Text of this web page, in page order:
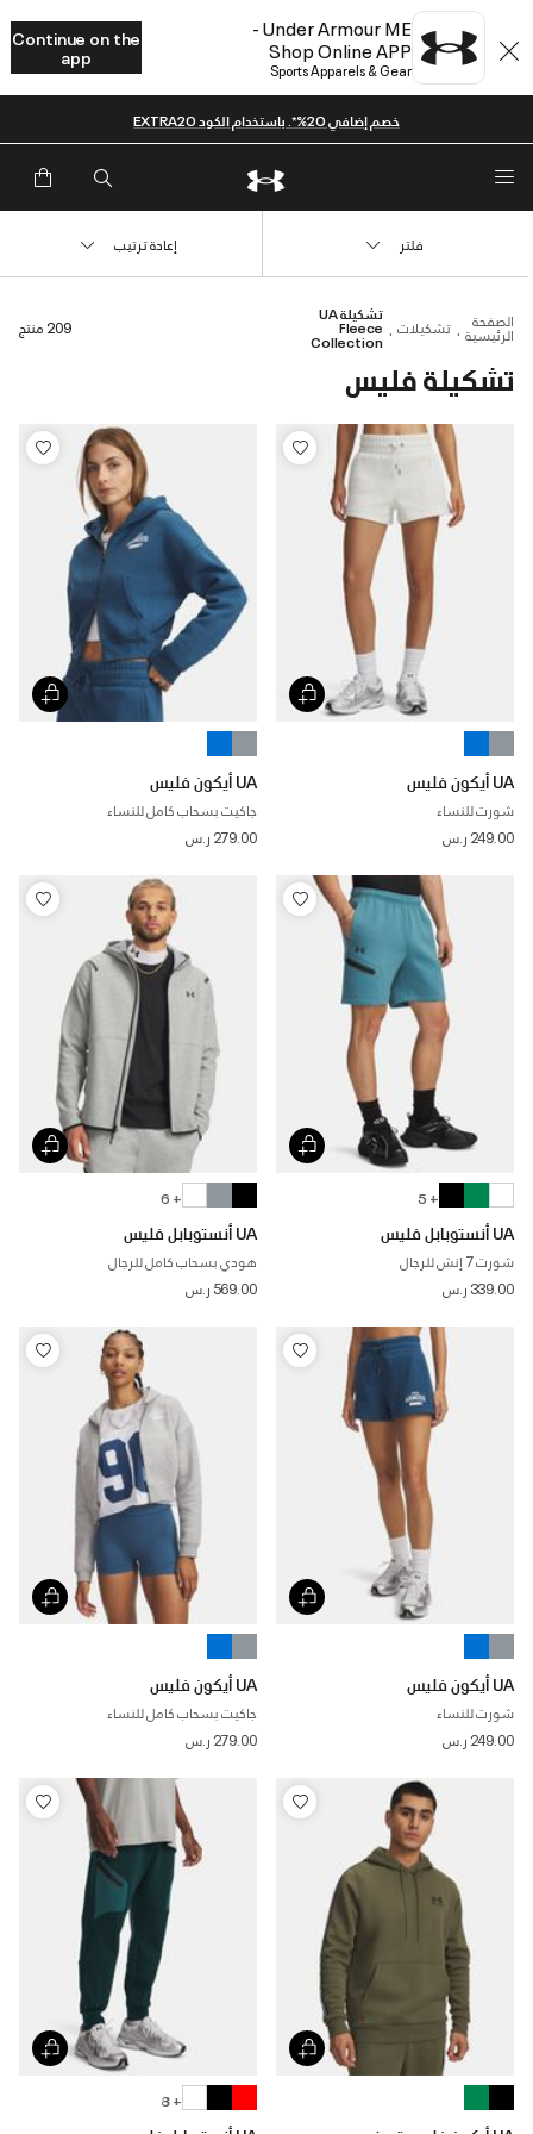
Under Armour ME -
Shop Online APP
Sports Apparels & Gear
Continue on the
app
خصم إضافي 20%*. باستخدام الكود EXTRA20
الصفحة
الرئيسية تشكيلات
تشكيلة UA
Fleece
Collection
تشكيلة فليس
209 منتج
فلتر إعادة ترتيب
UA أيكون فليس
شورت للنساء
249.00 ر.س
UA أيكون فليس
جاكيت بسحاب كامل للنساء
279.00 ر.س
+ 5
UA أنستوبابل فليس
شورت 7 إنش للرجال
339.00 ر.س
+ 6
UA أنستوبابل فليس
هودي بسحاب كامل للرجال
569.00 ر.س
UA أيكون فليس
شورت للنساء
249.00 ر.س
UA أيكون فليس
جاكيت بسحاب كامل للنساء
279.00 ر.س
+ 8